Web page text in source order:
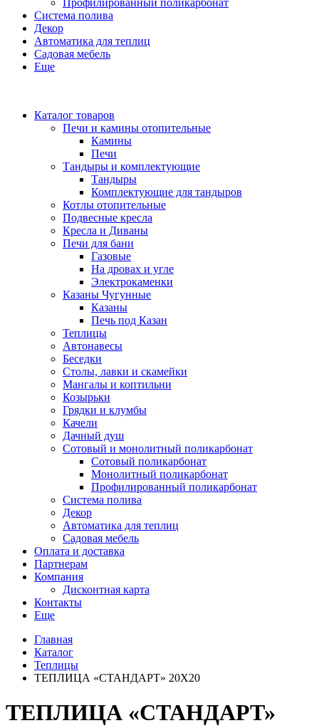
Профилированный поликарбонат
Система полива
Декор
Автоматика для теплиц
Садовая мебель
Еще
Каталог товаров
Печи и камины отопительные
Камины
Печи
Тандыры и комплектующие
Тандыры
Комплектующие для тандыров
Котлы отопительные
Подвесные кресла
Кресла и Диваны
Печи для бани
Газовые
На дровах и угле
Электрокаменки
Казаны Чугунные
Казаны
Печь под Казан
Теплицы
Автонавесы
Беседки
Столы, лавки и скамейки
Мангалы и коптильни
Козырьки
Грядки и клумбы
Качели
Дачный душ
Сотовый и монолитный поликарбонат
Сотовый поликарбонат
Монолитный поликарбонат
Профилированный поликарбонат
Система полива
Декор
Автоматика для теплиц
Садовая мебель
Оплата и доставка
Партнерам
Компания
Дисконтная карта
Контакты
Еще
Главная
Каталог
Теплицы
ТЕПЛИЦА «СТАНДАРТ» 20Х20
ТЕПЛИЦА «СТАНДАРТ»